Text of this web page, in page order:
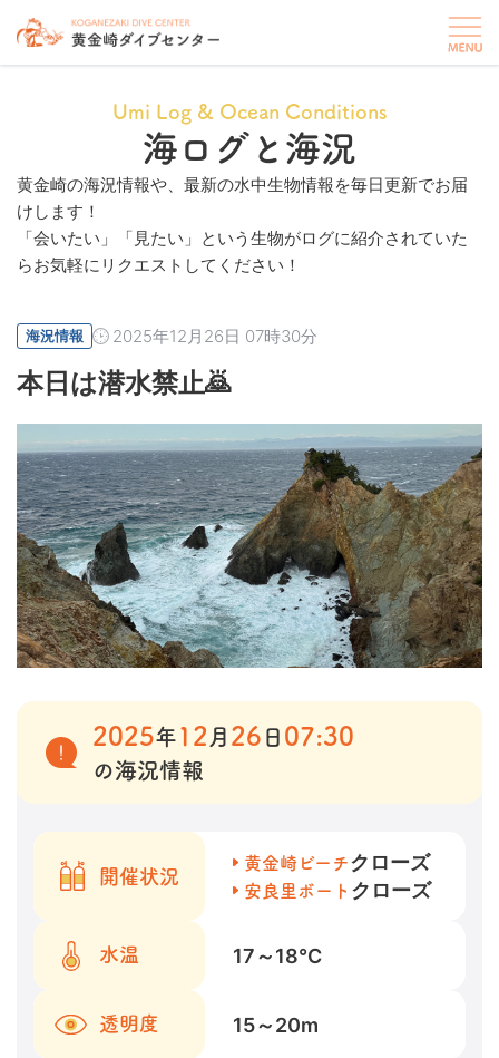
Umi Log & Ocean Conditions
海ログと海況
黄金崎の海況情報や、最新の水中生物情報を毎日更新でお届
けします！
「会いたい」「見たい」という生物がログに紹介されていた
らお気軽にリクエストしてください！
海況情報 2025年12月26日 07時30分
本日は潜水禁止🙇
2025年 12 月 26 日 07:30
の海況情報
開催状況
黄金崎ビーチクローズ
安良里ボート クローズ
水温 17～18℃
透明度 15～20m